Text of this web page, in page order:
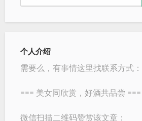
索：
个人介绍
需要么，有事情这里找联系方式：
=== 美女同欣赏，好酒共品尝 ===
微信扫描二维码赞赏该文章：